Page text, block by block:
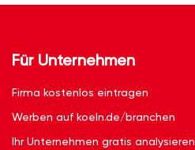
Für Unternehmen
Firma kostenlos eintragen
Werben auf koeln.de/branchen
Ihr Unternehmen gratis analysieren